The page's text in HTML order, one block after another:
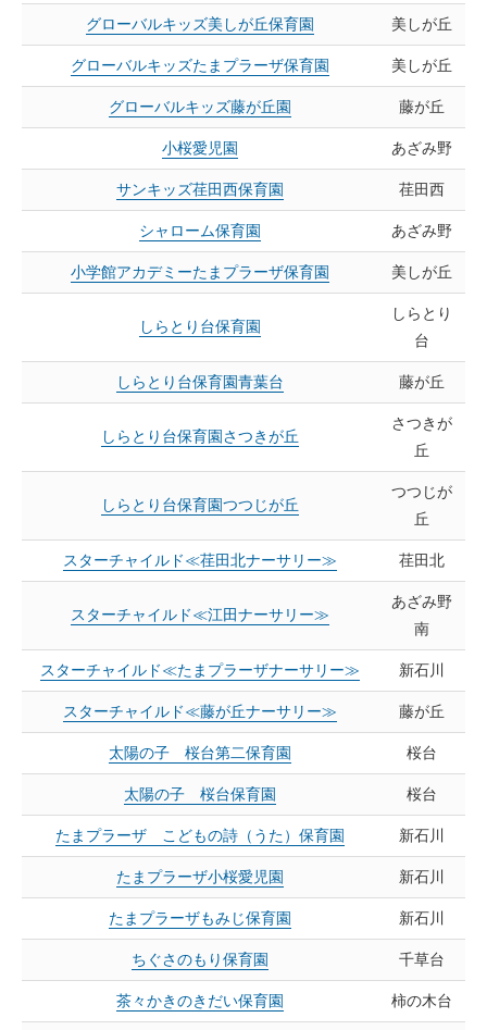
グローバルキッズ美しが丘保育園 美しが丘
グローバルキッズたまプラーザ保育園 美しが丘
グローバルキッズ藤が丘園 藤が丘
小桜愛児園 あざみ野
サンキッズ荏田西保育園 荏田西
シャローム保育園 あざみ野
小学館アカデミーたまプラーザ保育園 美しが丘
しらとり台保育園
しらとり
台
しらとり台保育園青葉台 藤が丘
しらとり台保育園さつきが丘
さつきが
丘
しらとり台保育園つつじが丘
つつじが
丘
スターチャイルド≪荏田北ナーサリー≫ 荏田北
スターチャイルド≪江田ナーサリー≫
あざみ野
南
スターチャイルド≪たまプラーザナーサリー≫ 新石川
スターチャイルド≪藤が丘ナーサリー≫ 藤が丘
太陽の子 桜台第二保育園 桜台
太陽の子 桜台保育園 桜台
たまプラーザ こどもの詩（うた）保育園 新石川
たまプラーザ小桜愛児園 新石川
たまプラーザもみじ保育園 新石川
ちぐさのもり保育園 千草台
茶々かきのきだい保育園 柿の木台